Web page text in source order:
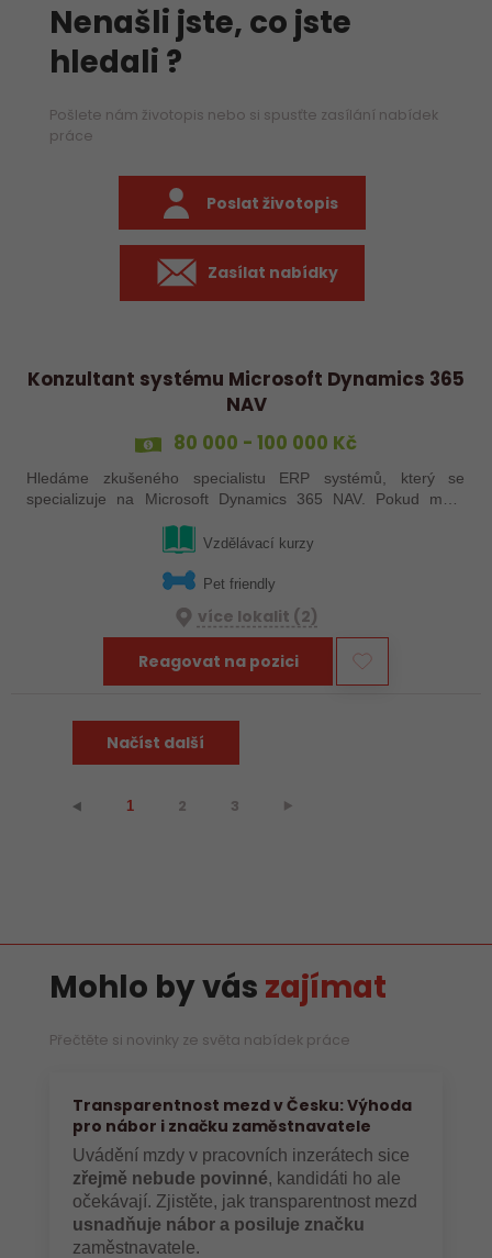
Nenašli jste, co jste
hledali ?
Pošlete nám životopis nebo si spusťte zasílání nabídek
práce
Poslat životopis
Zasílat nabídky
Konzultant systému Microsoft Dynamics 365
NAV
80 000 - 100 000 Kč
Hledáme zkušeného specialistu ERP systémů, který se
specializuje na Microsoft Dynamics 365 NAV. Pokud máte
výzvách, máme pro vás skvělou…
Vzdělávací kurzy
Pet friendly
více lokalit (2)
Reagovat na pozici
Načíst další
⯇ 1 2 3 ⯈
Mohlo by vás zajímat
Přečtěte si novinky ze světa nabídek práce
Transparentnost mezd v Česku: Výhoda
pro nábor i značku zaměstnavatele
Uvádění mzdy v pracovních inzerátech sice
zřejmě nebude povinné, kandidáti ho ale
očekávají. Zjistěte, jak transparentnost mezd
usnadňuje nábor a posiluje značku
zaměstnavatele.